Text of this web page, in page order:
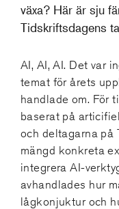
växa? Här är sju
Tidskriftsdagens
AI, AI, AI. Det var
temat för årets
handlade om. För
baserat på
och deltagarna på
mängd konkreta
integrera AI-
avhandlades hur
lågkonjuktur och